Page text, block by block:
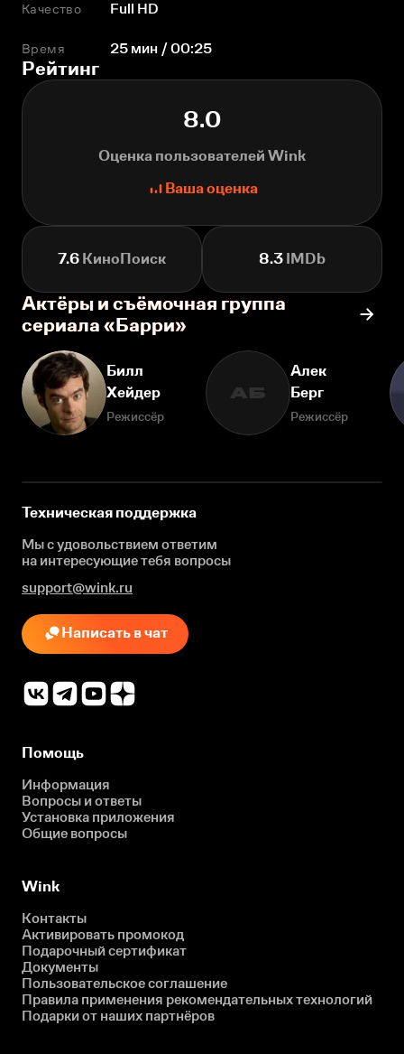
Качество Full HD
Время 25 мин / 00:25
Рейтинг
8.0
Оценка пользователей Wink
Ваша оценка
7.6 КиноПоиск 8.3 IMDb
Актёры и съёмочная группа
сериала «Барри»
Билл
Хейдер
Режиссёр
АБ
Алек
Берг
Режиссёр
Техническая поддержка
Мы с удовольствием ответим
на интересующиетебя вопросы
support@wink.ru
Написать в чат
Помощь
Информация
Вопросы и ответы
Установка приложения
Общие вопросы
Wink
Контакты
Активировать промокод
Подарочный сертификат
Документы
Пользовательское соглашение
Правила применения рекомендательных технологий
Подарки от наших партнёров